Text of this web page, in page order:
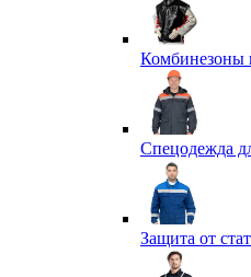
Комбинезоны
Спецодежда
Защита от